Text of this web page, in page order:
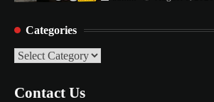
Categories
Categories
Contact Us